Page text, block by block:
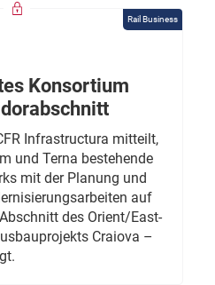
Rail Business
Konsortium
Infrastructura mitteilt,
und Terna bestehende
mit der Planung und
auf
des Orient/East-
Craiova –